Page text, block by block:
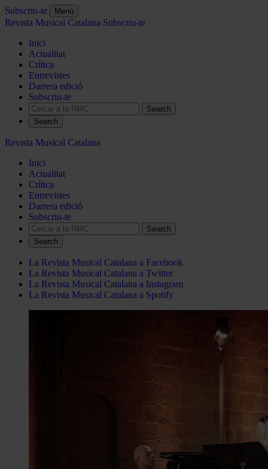
Subscriu-te Menú
Revista Musical Catalana Subscriu-te
Inici
Actualitat
Crítica
Entrevistes
Darrera edició
Subscriu-te
Search
Revista Musical Catalana
Inici
Actualitat
Crítica
Entrevistes
Darrera edició
Subscriu-te
Search
La Revista Musical Catalana a Facebook
La Revista Musical Catalana a Twitter
La Revista Musical Catalana a Instagram
La Revista Musical Catalana a Spotify